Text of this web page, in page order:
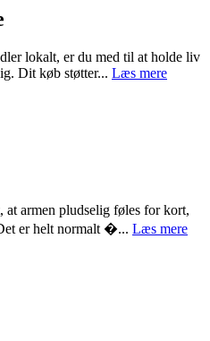
lokalt, er du med til at holde liv
Dit køb støtter... Læs mere
at armen pludselig føles for kort,
er helt normalt �... Læs mere